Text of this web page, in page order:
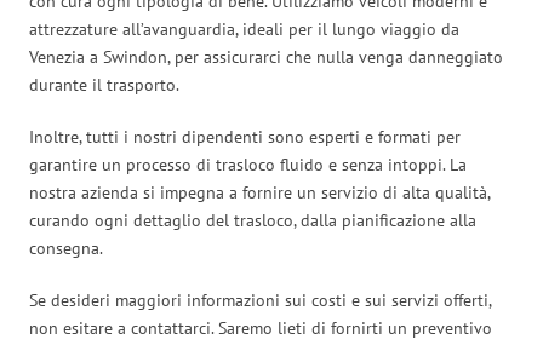
attrezzature all’avanguardia, ideali per il lungo viaggio da
Venezia a Swindon, per assicurarci che nulla venga danneggiato
durante il trasporto.
Inoltre, tutti i nostri dipendenti sono esperti e formati per
garantire un processo di trasloco fluido e senza intoppi. La
nostra azienda si impegna a fornire un servizio di alta qualità,
curando ogni dettaglio del trasloco, dalla pianificazione alla
consegna.
Se desideri maggiori informazioni sui costi e sui servizi offerti,
non esitare a contattarci. Saremo lieti di fornirti un preventivo